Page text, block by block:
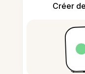
Créer